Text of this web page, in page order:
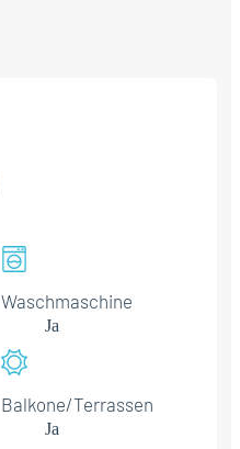
Waschmaschine
Ja
Balkone/Terrassen
Ja